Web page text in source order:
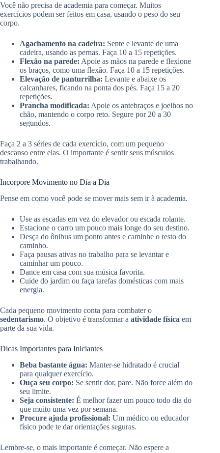
Você não precisa de academia para começar. Muitos
exercícios podem ser feitos em casa, usando o peso do seu
corpo.
Agachamento na cadeira: Sente e levante de uma
cadeira, usando as pernas. Faça 10 a 15 repetições.
Flexão na parede: Apoie as mãos na parede e flexione
os braços, como uma flexão. Faça 10 a 15 repetições.
Elevação de panturrilha: Levante e abaixe os
calcanhares, ficando na ponta dos pés. Faça 15 a 20
repetições.
Prancha modificada: Apoie os antebraços e joelhos no
chão, mantendo o corpo reto. Segure por 20 a 30
segundos.
Faça 2 a 3 séries de cada exercício, com um pequeno
descanso entre elas. O importante é sentir seus músculos
trabalhando.
Incorpore Movimento no Dia a Dia
Pense em como você pode se mover mais sem ir à academia.
Use as escadas em vez do elevador ou escada rolante.
Estacione o carro um pouco mais longe do seu destino.
Desça do ônibus um ponto antes e caminhe o resto do
caminho.
Faça pausas ativas no trabalho para se levantar e
caminhar um pouco.
Dance em casa com sua música favorita.
Cuide do jardim ou faça tarefas domésticas com mais
energia.
Cada pequeno movimento conta para combater o
sedentarismo. O objetivo é transformar a atividade física em
parte da sua vida.
Dicas Importantes para Iniciantes
Beba bastante água: Manter-se hidratado é crucial
para qualquer exercício.
Ouça seu corpo: Se sentir dor, pare. Não force além do
seu limite.
Seja consistente: É melhor fazer um pouco todo dia do
que muito uma vez por semana.
Procure ajuda profissional: Um médico ou educador
físico pode te dar orientações seguras.
Lembre-se, o mais importante é começar. Não espere a